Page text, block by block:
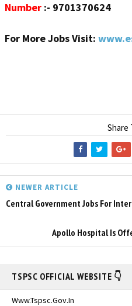
Number :- 9701370624
For More Jobs Visit:
Share
NEWER ARTICLE
Central Government Jobs For
Apollo Hospital Is
TSPSC OFFICIAL WEBSITE 👇
Www.tspsc.gov.in